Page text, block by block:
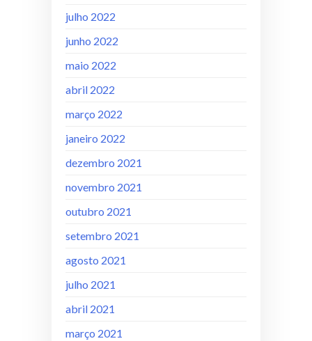
julho 2022
junho 2022
maio 2022
abril 2022
março 2022
janeiro 2022
dezembro 2021
novembro 2021
outubro 2021
setembro 2021
agosto 2021
julho 2021
abril 2021
março 2021